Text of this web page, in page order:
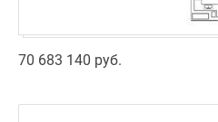
70 683 140 руб.